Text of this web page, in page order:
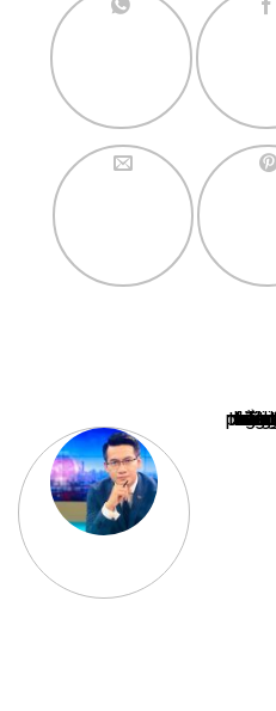
Nguyễn Văn Minh là một trong những chuyên gia